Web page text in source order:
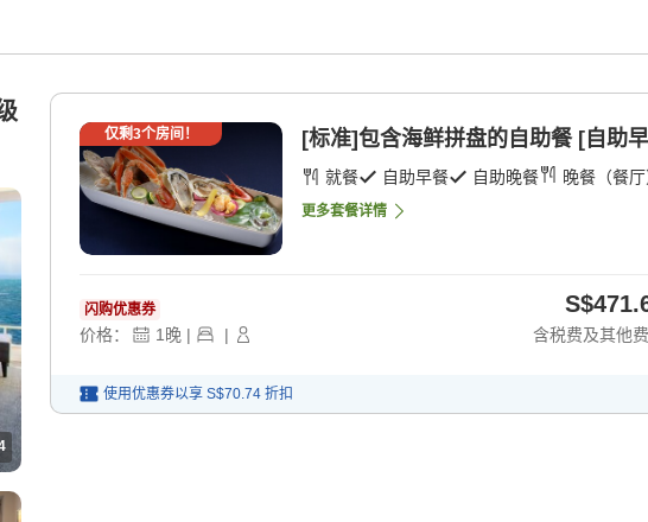
仅剩3个房间！ [标准]包含海鲜拼盘的自助餐 [自助
就餐 自助早餐 自助晚餐 晚餐（餐厅
更多套餐详情
闪购优惠券
价格： 1 晚 | | 含税费及其他
使用优惠券以享 S$70.74 折扣